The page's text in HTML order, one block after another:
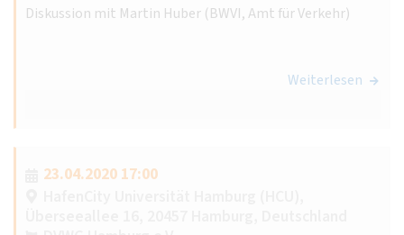
Diskussion mit Martin Huber (BWVI, Amt für Verkehr)
Weiterlesen
23.04.2020 17:00